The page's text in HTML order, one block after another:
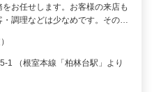
お任せします。お客様の来店も
・調理などは少なめです。その…
1 （根室本線「柏林台駅」より